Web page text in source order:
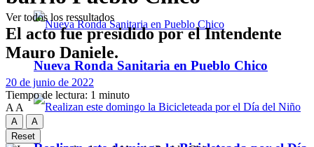
Nueva Ronda Sanitaria en Pueblo Chico
Ver todos los ressultados
El acto fue presidido por el Intendente
Mauro Daniele.
20 de junio de 2022
Tiempo de lectura: 1 minuto
A A
A
A
Reset